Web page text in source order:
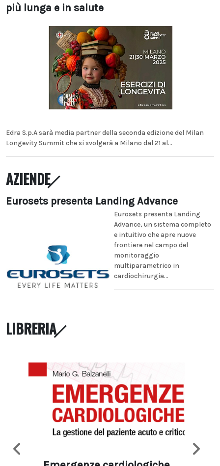
più lunga e in salute
Edra S.p.A sarà media partner della seconda edizione del Milan
Longevity Summit che si svolgerà a Milano dal 21 al...
AZIENDE
Eurosets presenta Landing Advance
Eurosets presenta Landing
Advance, un sistema completo
e intuitivo che apre nuove
frontiere nel campo del
monitoraggio
multiparametrico in
cardiochirurgia...
LIBRERIA